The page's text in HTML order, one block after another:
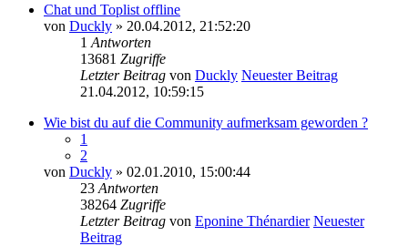
Chat und Toplist offline
von Duckly » 20.04.2012, 21:52:20
1 Antworten
13681 Zugriffe
Letzter Beitrag von Duckly Neuester Beitrag
21.04.2012, 10:59:15
Wie bist du auf die Community aufmerksam geworden ?
1
2
von Duckly » 02.01.2010, 15:00:44
23 Antworten
38264 Zugriffe
Letzter Beitrag von Eponine Thénardier Neuester
Beitrag